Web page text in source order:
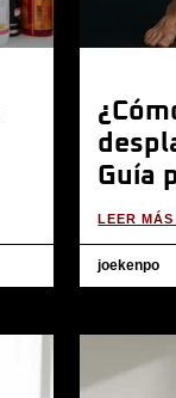
Guía
LEER MÁS
joekenpo